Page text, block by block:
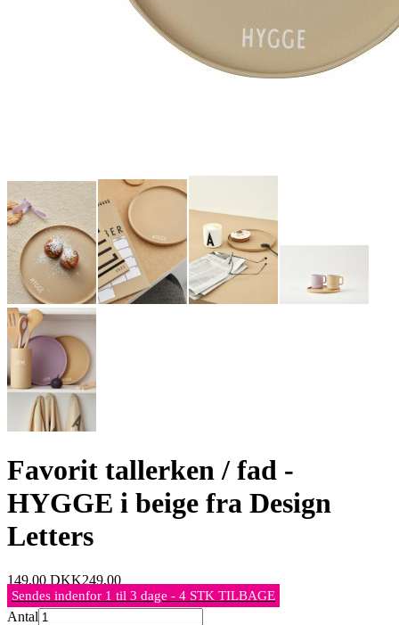
Favorit tallerken / fad -
HYGGE i beige fra Design
Letters
149,00 DKK249,00
Sendes indenfor 1 til 3 dage - 4 STK TILBAGE
Antal